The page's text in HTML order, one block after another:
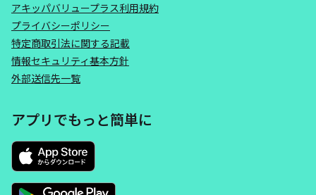
アキッパバリュープラス利用規約
プライバシーポリシー
特定商取引法に関する記載
情報セキュリティ基本方針
外部送信先一覧
アプリでもっと簡単に